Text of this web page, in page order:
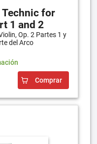
for
1 and 2
Op. 2 Partes 1 y
del Arco
Comprar